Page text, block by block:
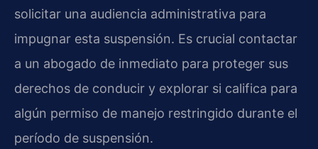
solicitar una audiencia administrativa para
impugnar esta suspensión. Es crucial contactar
a un abogado de inmediato para proteger sus
derechos de conducir y explorar si califica para
algún permiso de manejo restringido durante el
período de suspensión.